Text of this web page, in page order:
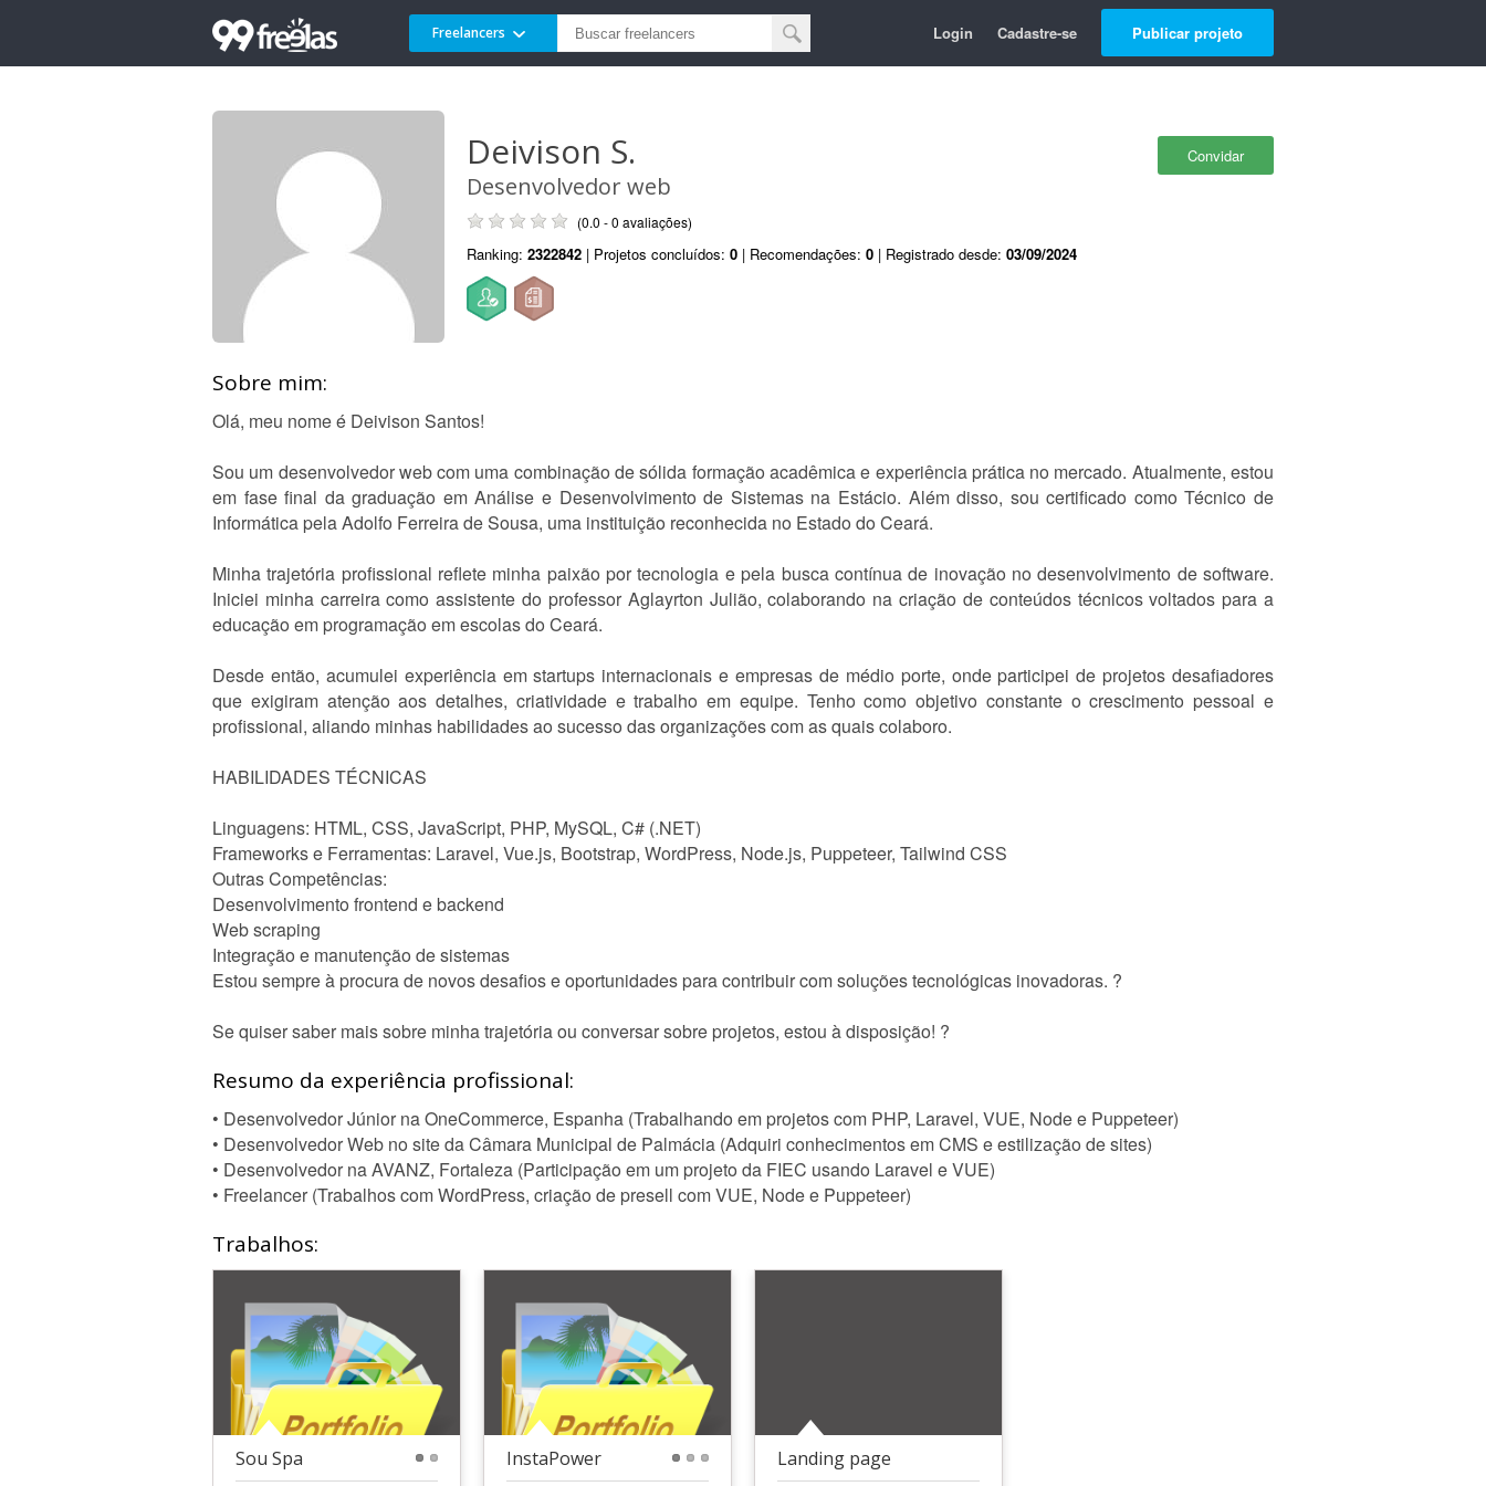
Freelancers Login Cadastre-se Publicar projeto
Convidar
Deivison S.
Desenvolvedor web
(0.0 - 0 avaliações)
Ranking: 2322842 | Projetos concluídos: 0 | Recomendações: 0 | Registrado desde: 03/09/2024
Sobre mim:
Olá, meu nome é Deivison Santos!
Sou um desenvolvedor web com uma combinação de sólida formação acadêmica e experiência prática no mercado. Atualmente, estou
em fase final da graduação em Análise e Desenvolvimento de Sistemas na Estácio. Além disso, sou certificado como Técnico de
Informática pela Adolfo Ferreira de Sousa, uma instituição reconhecida no Estado do Ceará.
Minha trajetória profissional reflete minha paixão por tecnologia e pela busca contínua de inovação no desenvolvimento de software.
Iniciei minha carreira como assistente do professor Aglayrton Julião, colaborando na criação de conteúdos técnicos voltados para a
educação em programação em escolas do Ceará.
Desde então, acumulei experiência em startups internacionais e empresas de médio porte, onde participei de projetos desafiadores
que exigiram atenção aos detalhes, criatividade e trabalho em equipe. Tenho como objetivo constante o crescimento pessoal e
profissional, aliando minhas habilidades ao sucesso das organizações com as quais colaboro.
HABILIDADES TÉCNICAS
Linguagens: HTML, CSS, JavaScript, PHP, MySQL, C# (.NET)
Frameworks e Ferramentas: Laravel, Vue.js, Bootstrap, WordPress, Node.js, Puppeteer, Tailwind CSS
Outras Competências:
Desenvolvimento frontend e backend
Web scraping
Integração e manutenção de sistemas
Estou sempre à procura de novos desafios e oportunidades para contribuir com soluções tecnológicas inovadoras. ?
Se quiser saber mais sobre minha trajetória ou conversar sobre projetos, estou à disposição! ?
Resumo da experiência profissional:
• Desenvolvedor Júnior na OneCommerce, Espanha (Trabalhando em projetos com PHP, Laravel, VUE, Node e Puppeteer)
• Desenvolvedor Web no site da Câmara Municipal de Palmácia (Adquiri conhecimentos em CMS e estilização de sites)
• Desenvolvedor na AVANZ, Fortaleza (Participação em um projeto da FIEC usando Laravel e VUE)
• Freelancer (Trabalhos com WordPress, criação de presell com VUE, Node e Puppeteer)
Trabalhos:
Sou Spa InstaPower Landing page